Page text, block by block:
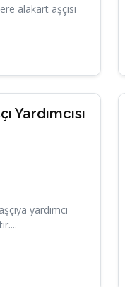
alakart aşçısı
Yardımcısı
yardımcı